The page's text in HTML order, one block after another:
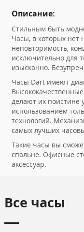
Описание:
Стильным быть
Часы, в которых нет
неповторимость,
исключительно для
изысканно.
Часы Dart имеют
делают их
использованием
технологий.
самых лучших
Такие часы вы
спальне. Офисные
аксессуар.
Все часы